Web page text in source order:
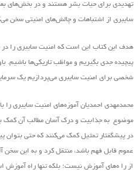
تهدیدی برای حیات بشر هستند و در بخش‌های
سایبری از اشتباهات و چالش‌های امنیتی سخن
هدف این کتاب این است که امنیت سایبری را در
پیچیده جدی بگیریم و مواظب تاریکی‌ها باشیم.
شخصی برای امنیت سایبری می‌پردازیم یک
محمدمهدی احمدیان آموزه‌های امنیت سایبری را
موضوع به جذابیت و درک آسان مطالب آن کمک
در پیشگفتار تمثیل کمک می‌کنند که حتی بتوان
عموم قابل فهم باشد، منتقل کرد و به این سخن
از را ه‌های آموزش نیست؛ بلکه تنها راه آموزش